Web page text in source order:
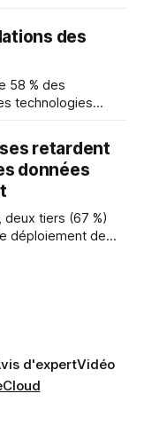
ne pas utiliser
des
58 % des
technologies
retardent
données
tiers (67 %)
déploiement de
trois quarts (75
d'expertVidéo